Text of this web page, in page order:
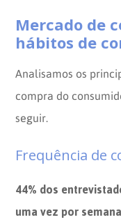
Mercado de
hábitos de
Analisamos os
compra do
seguir.
Frequência de
44% dos
uma vez por